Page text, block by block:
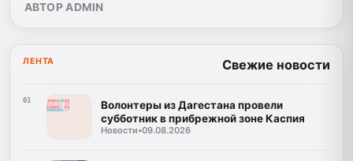
АВТОР ADMIN
ЛЕНТА Свежие новости
01
Волонтеры из Дагестана провели
субботник в прибрежной зоне Каспия
Новости•09.08.2026